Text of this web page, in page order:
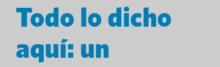
Todo lo dicho
aquí: un